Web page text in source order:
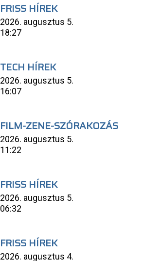
FRISS HÍREK
2026. augusztus 5.
18:27
TECH HÍREK
2026. augusztus 5.
16:07
FILM-ZENE-SZÓRAKOZÁS
2026. augusztus 5.
11:22
FRISS HÍREK
2026. augusztus 5.
06:32
FRISS HÍREK
2026. augusztus 4.